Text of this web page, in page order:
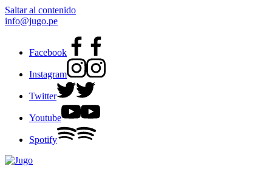
Saltar al contenido
info@jugo.pe
Facebook
Instagram
Twitter
Youtube
Spotify